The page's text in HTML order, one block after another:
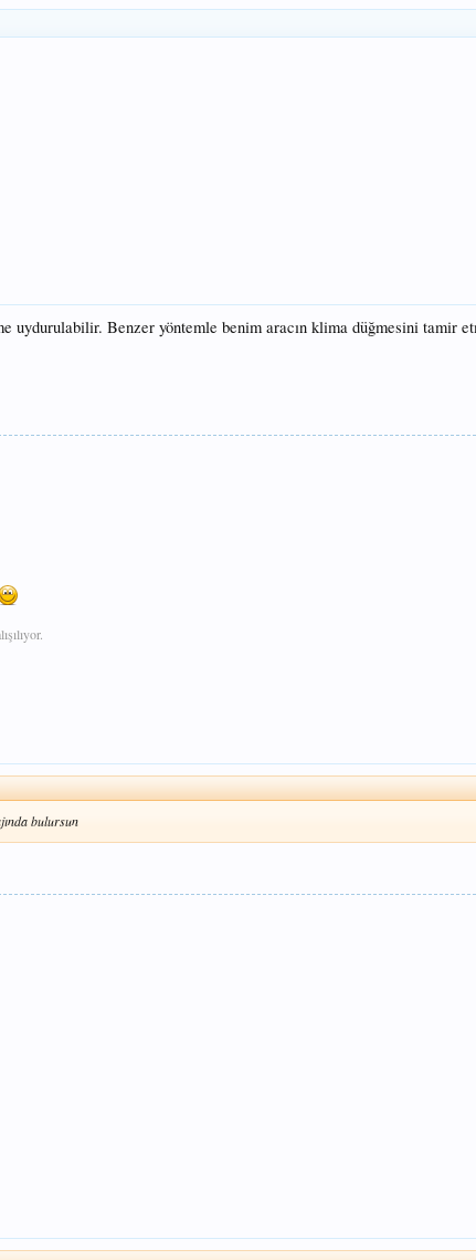
uydurulabilir. Benzer yöntemle benim aracın klima düğmesini tamir
bulursun